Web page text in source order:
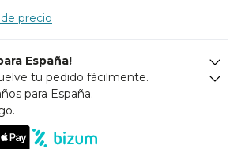
precio
España!
tu pedido fácilmente.
para España.